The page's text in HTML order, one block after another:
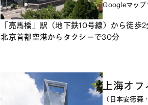
Googleマップ
「亮馬橋」駅（地下鉄10号線）から徒歩2
北京首都空港からタクシーで30分
上海オフ
（日本安徳森